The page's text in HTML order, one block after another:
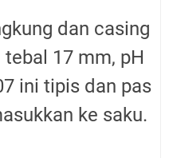
dan casing
17 mm, pH
ini tipis dan pas
ke saku.